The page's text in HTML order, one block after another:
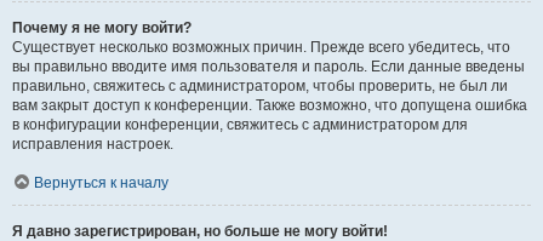
Почему я не могу войти?
Существует несколько возможных причин. Прежде всего убедитесь, что
вы правильно вводите имя пользователя и пароль. Если данные введены
правильно, свяжитесь с администратором, чтобы проверить, не был ли
вам закрыт доступ к конференции. Также возможно, что допущена ошибка
в конфигурации конференции, свяжитесь с администратором для
исправления настроек.
Вернуться к началу
Я давно зарегистрирован, но больше не могу войти!